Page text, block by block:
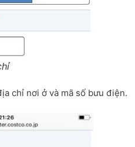
chỉ nơi ở và mã số bưu điện.